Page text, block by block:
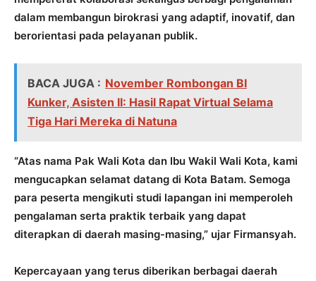
dalam membangun birokrasi yang adaptif, inovatif, dan
berorientasi pada pelayanan publik.
BACA JUGA : November Rombongan BI
Kunker, Asisten II: Hasil Rapat Virtual Selama
Tiga Hari Mereka di Natuna
“Atas nama Pak Wali Kota dan Ibu Wakil Wali Kota, kami
mengucapkan selamat datang di Kota Batam. Semoga
para peserta mengikuti studi lapangan ini memperoleh
pengalaman serta praktik terbaik yang dapat
diterapkan di daerah masing-masing,” ujar Firmansyah.
Kepercayaan yang terus diberikan berbagai daerah